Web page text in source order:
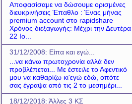
Αποφασίσαμε να δώσουμε ορισμένες
διευκρινήσεις Έπαθλο : Ένας μήνας
premium account στο rapidshare
Χρόνος διεξαγωγής: Μέχρι την Δευτέρα
22 Ιο...
31/12/2008: Είπα και εγώ...
...να κάνω πρωτοχρονία αλλά δεν
προβλέπεται... Με έστειλε το Αφεντικό
μου να καθαρίζω κι'εγώ εδώ, οπότε
σας έγραψα από τις 2 το μεσημέρι...
18/12/2018: Άλλες 3 ΚΣ